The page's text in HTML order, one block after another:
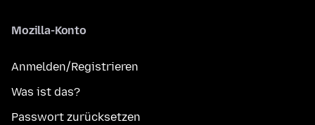
Mozilla-Konto
Anmelden/Registrieren
Was ist das?
Passwort zurücksetzen